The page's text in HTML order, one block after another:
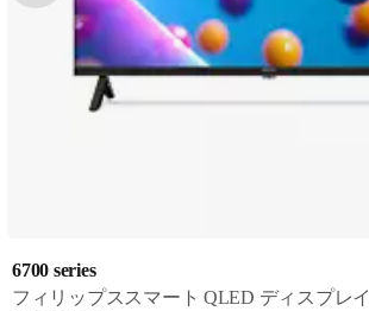
6700 series
フィリップススマート QLED ディスプレイ